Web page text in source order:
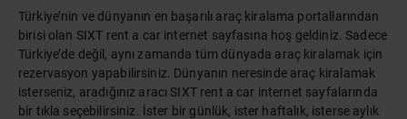
Türkiye’nin ve dünyanın en başarılı araç kiralama portallarından
birisi olan SIXT rent a car internet sayfasına hoş geldiniz. Sadece
Türkiye’de değil, aynı zamanda tüm dünyada araç kiralamak için
rezervasyon yapabilirsiniz. Dünyanın neresinde araç kiralamak
isterseniz, aradığınız aracı SIXT rent a car internet sayfalarında
bir tıkla seçebilirsiniz. İster bir günlük, ister haftalık, isterse aylık